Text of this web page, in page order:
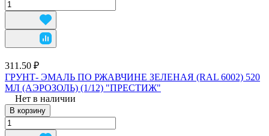
311.50 ₽
ГРУНТ- ЭМАЛЬ ПО РЖАВЧИНЕ ЗЕЛЕНАЯ (RAL 6002) 520
МЛ (АЭРОЗОЛЬ) (1/12) "ПРЕСТИЖ"
Нет в наличии
В корзину